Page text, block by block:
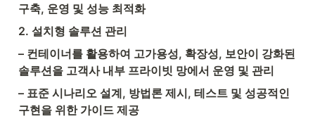
구축, 운영 및 성능 최적화
2. 설치형 솔루션 관리
– 컨테이너를 활용하여 고가용성, 확장성, 보안이 강화된
솔루션을 고객사 내부 프라이빗 망에서 운영 및 관리
– 표준 시나리오 설계, 방법론 제시, 테스트 및 성공적인
구현을 위한 가이드 제공